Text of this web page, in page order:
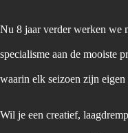
Nu 8 jaar verder werken we
specialisme aan de mooiste
waarin elk seizoen zijn eigen
Wil je een creatief,